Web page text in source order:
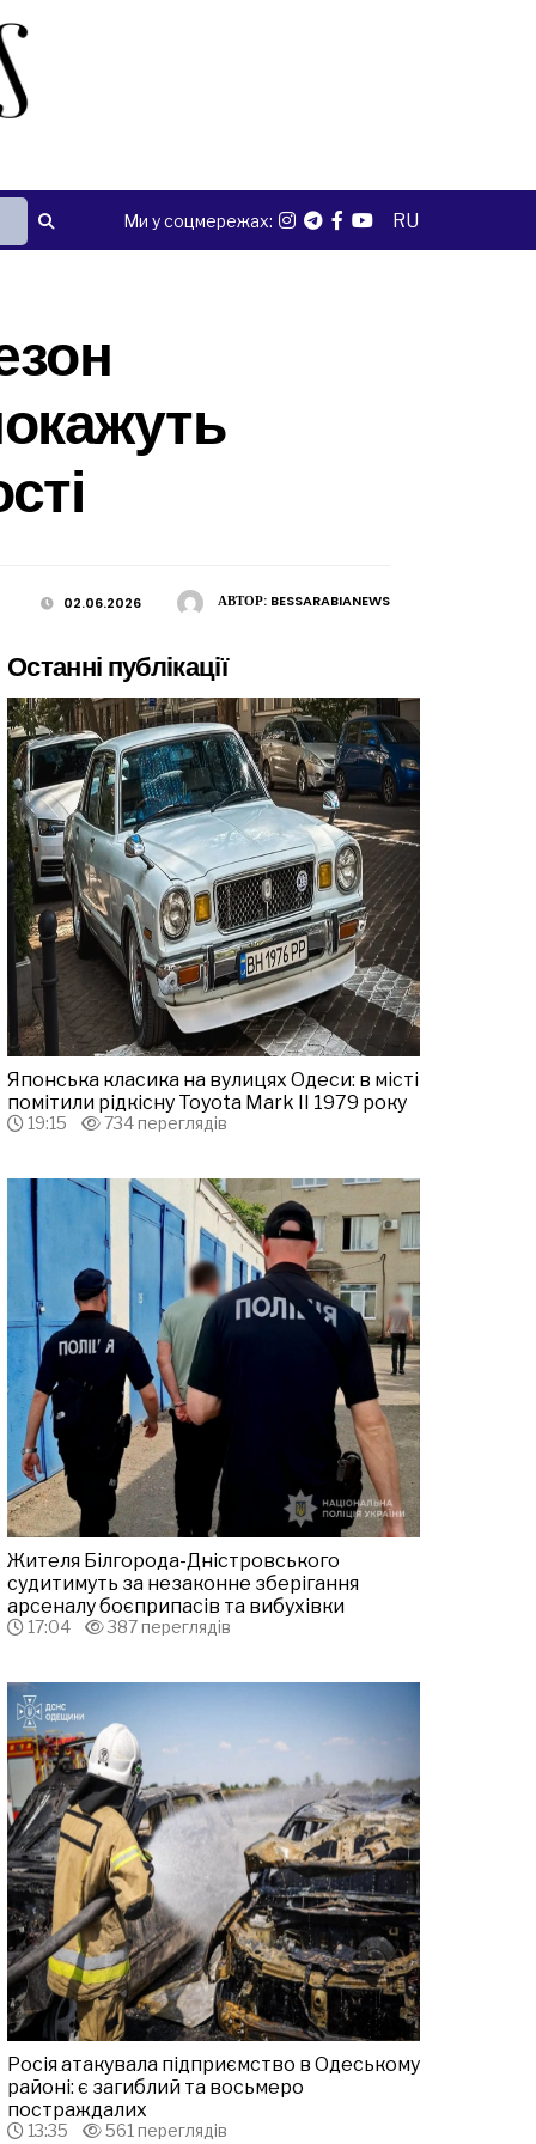
Ми у соцмережах: RU
АВТОР: BESSARABIANEWS
02.06.2026
Останні публікації
Японська класика на вулицях Одеси: в місті
помітили рідкісну Toyota Mark II 1979 року
19:15 734 переглядів
Жителя Білгорода-Дністровського
судитимуть за незаконне зберігання
арсеналу боєприпасів та вибухівки
17:04 387 переглядів
Росія атакувала підприємство в Одеському
районі: є загиблий та восьмеро
постраждалих
13:35 561 переглядів